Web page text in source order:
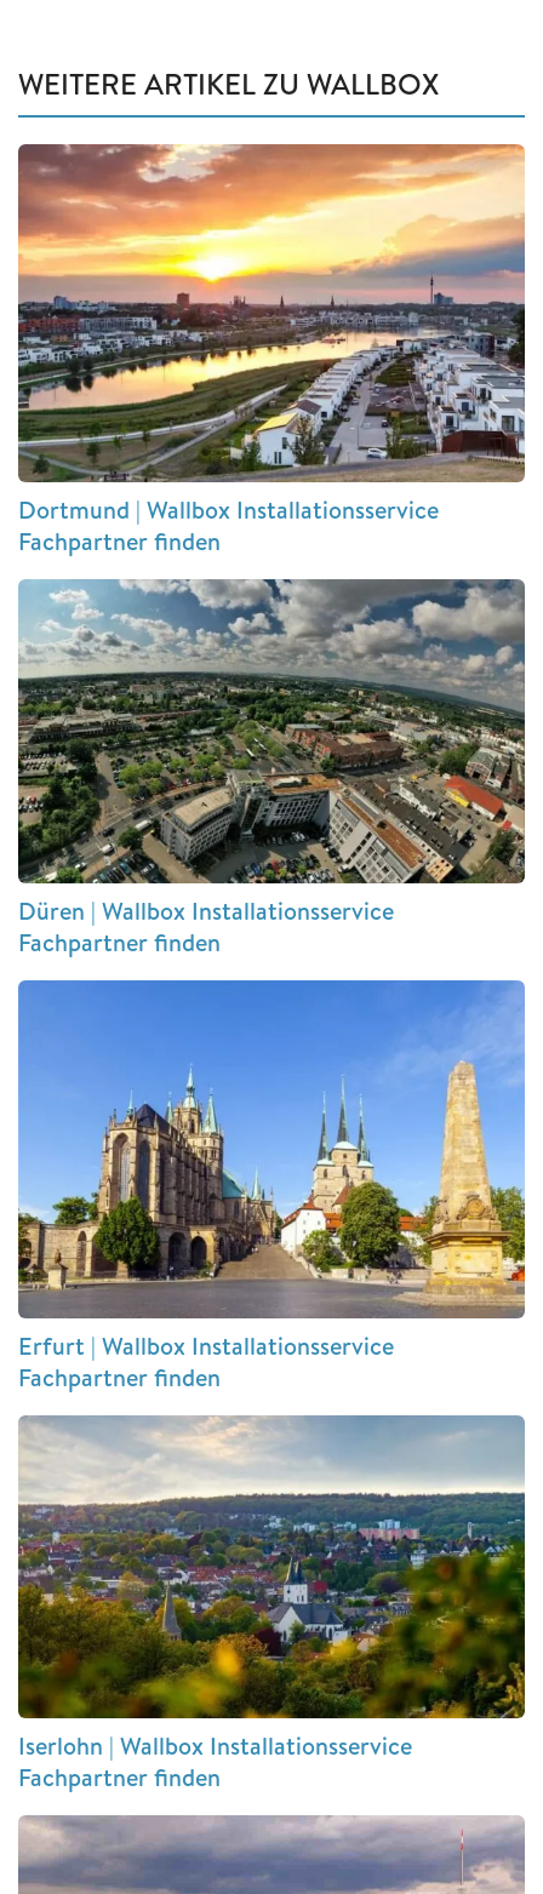
WEITERE ARTIKEL ZU WALLBOX
Dortmund | Wallbox Installationsservice
Fachpartner finden
Düren | Wallbox Installationsservice
Fachpartner finden
Erfurt | Wallbox Installationsservice
Fachpartner finden
Iserlohn | Wallbox Installationsservice
Fachpartner finden